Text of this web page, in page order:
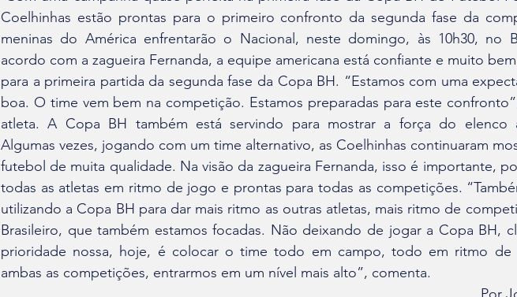
Coelhinhas estão prontas para o primeiro confronto da segunda fase da
meninas do América enfrentarão o Nacional, neste domingo, às 10h30, no
acordo com a zagueira Fernanda, a equipe americana está confiante e muito
para a primeira partida da segunda fase da Copa BH. “Estamos com uma
boa. O time vem bem na competição. Estamos preparadas para este
atleta. A Copa BH também está servindo para mostrar a força do elenco
Algumas vezes, jogando com um time alternativo, as Coelhinhas continuaram
futebol de muita qualidade. Na visão da zagueira Fernanda, isso é importante,
todas as atletas em ritmo de jogo e prontas para todas as competições.
utilizando a Copa BH para dar mais ritmo as outras atletas, mais ritmo de
Brasileiro, que também estamos focadas. Não deixando de jogar a Copa BH,
prioridade nossa, hoje, é colocar o time todo em campo, todo em ritmo de
ambas as competições, entrarmos em um nível mais alto”, comenta.